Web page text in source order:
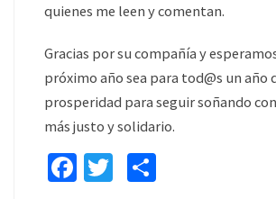
quienes me leen y comentan.
Gracias por su compañía y
próximo año sea para tod@s un año
prosperidad para seguir soñando
más justo y solidario.
Fa
T